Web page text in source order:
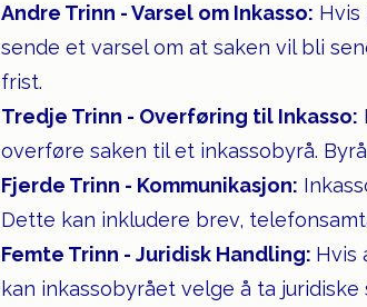
Andre Trinn - Varsel om Inkasso:
sende et varsel om at saken vil bli
frist.
Tredje Trinn - Overføring til Inkasso:
overføre saken til et inkassobyrå.
Fjerde Trinn - Kommunikasjon:
Dette kan inkludere brev,
Femte Trinn - Juridisk Handling: Hvis
kan inkassobyrået velge å ta